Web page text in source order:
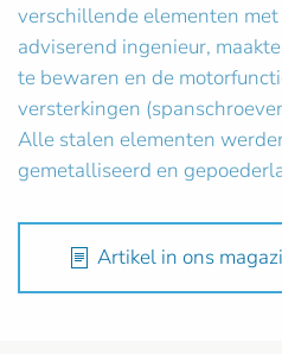
verschillende elementen
adviserend ingenieur,
te bewaren en de
versterkingen
Alle stalen elementen
gemetalliseerd en
Artikel in ons